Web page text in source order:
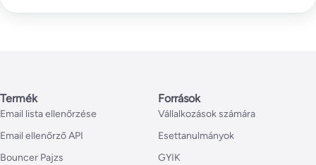
Termék
Email lista ellenőrzése
Email ellenőrző API
Bouncer Pajzs
Források
Vállalkozások számára
Esettanulmányok
GYIK